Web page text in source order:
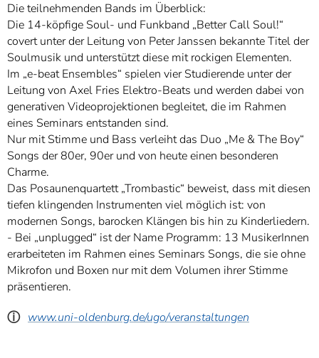
Die teilnehmenden Bands im Überblick:
Die 14-köpfige Soul- und Funkband „Better Call Soul!“
covert unter der Leitung von Peter Janssen bekannte Titel der
Soulmusik und unterstützt diese mit rockigen Elementen.
Im „e-beat Ensembles“ spielen vier Studierende unter der
Leitung von Axel Fries Elektro-Beats und werden dabei von
generativen Videoprojektionen begleitet, die im Rahmen
eines Seminars entstanden sind.
Nur mit Stimme und Bass verleiht das Duo „Me & The Boy“
Songs der 80er, 90er und von heute einen besonderen
Charme.
Das Posaunenquartett „Trombastic“ beweist, dass mit diesen
tiefen klingenden Instrumenten viel möglich ist: von
modernen Songs, barocken Klängen bis hin zu Kinderliedern.
- Bei „unplugged“ ist der Name Programm: 13 MusikerInnen
erarbeiteten im Rahmen eines Seminars Songs, die sie ohne
Mikrofon und Boxen nur mit dem Volumen ihrer Stimme
präsentieren.
ⓘ www.uni-oldenburg.de/ugo/veranstaltungen